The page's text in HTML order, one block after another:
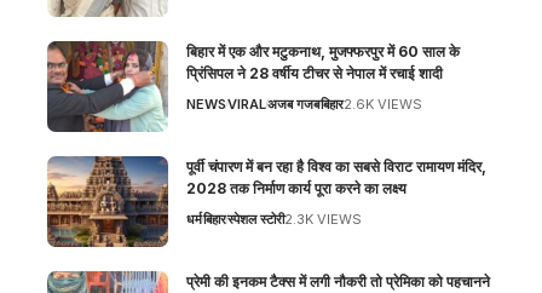
बिहार में एक और मटुकनाथ, मुजफ्फरपुर में 60 साल के
प्रिंसिपल ने 28 वर्षीय टीचर से नेपाल में रचाई शादी
NEWSVIRALअजब गजबबिहार2.6K VIEWS
पूर्वी चंपारण में बन रहा है विश्व का सबसे विराट रामायण मंदिर,
2028 तक निर्माण कार्य पूरा करने का लक्ष्य
धर्मबिहारस्पेशल स्टोरी2.3K VIEWS
प्रेमी की इनकम टैक्स में लगी नौकरी तो प्रेमिका को पहचानने